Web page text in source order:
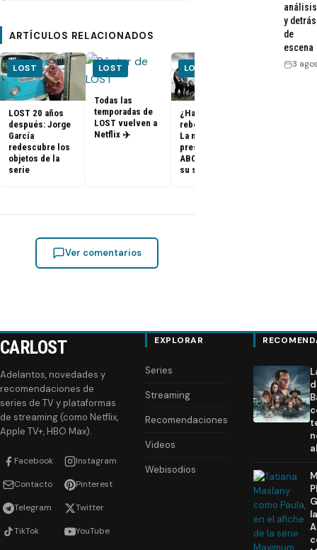
ARTÍCULOS RELACIONADOS
LOST
LOST 20 años
después: Jorge
García
redescubre los
objetos de la
serie
LOST
Todas las
temporadas de
LOST vuelven a
Netflix ✈️
LOST
¿Habrá un
reboot de Lost?
La nueva
presidenta de
ABC dice que es
su sueño
LOST
Ver comentarios
análisis
y detrás
de
escena
3
CARLOST
Adelantos, novedades y
recomendaciones de
series de TV y plataformas
de streaming (como Netflix,
Apple TV+, HBO Max).
Facebook Instagram
Contacto Pinterest
Telegram Twitter
TikTok YouTube
EXPLORAR
Series
Streaming
Recomendaciones
Videos
Webisodios